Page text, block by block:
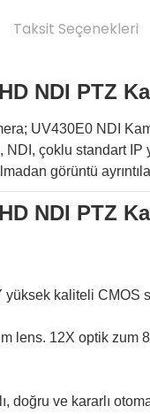
Taksit Seçenekleri
NDI PTZ
UV430E0 NDI
çoklu standart IP
görüntü
NDI PTZ
kaliteli CMOS
lens. 12X optik zum
doğru ve kararlı